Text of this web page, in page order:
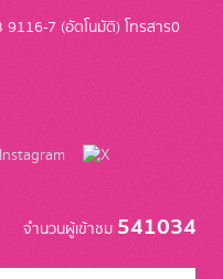
7 (อัตโนมัติ) โทรสาร0
จำนวนผู้เข้าชม 541034